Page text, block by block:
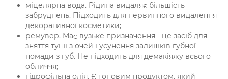
міцелярна вода. Рідина видаляє більшість
забруднень. Підходить для первинного видалення
декоративної косметики;
ремувер. Має вузьке призначення - це засіб для
зняття туші з очей і усунення залишків губної
помади з губ. Не підходить для демакіяжу всього
обличчя;
гідрофільна олія. Є топовим продуктом, який